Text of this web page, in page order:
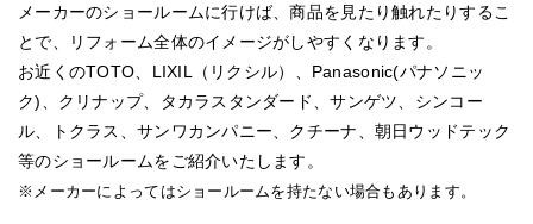
メーカーのショールームに行けば、商品を見たり触れたりするこ
とで、リフォーム全体のイメージがしやすくなります。
お近くのTOTO、LIXIL（リクシル）、Panasonic(パナソニッ
ク)、クリナップ、タカラスタンダード、サンゲツ、シンコー
ル、トクラス、サンワカンパニー、クチーナ、朝日ウッドテック
等のショールームをご紹介いたします。
※メーカーによってはショールームを持たない場合もあります。